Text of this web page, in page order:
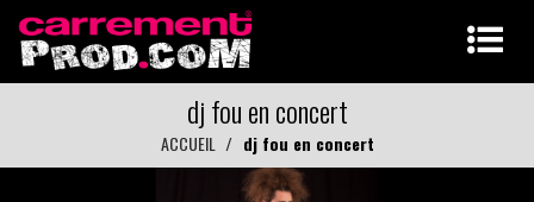
dj fou en concert
ACCUEIL dj fou en concert